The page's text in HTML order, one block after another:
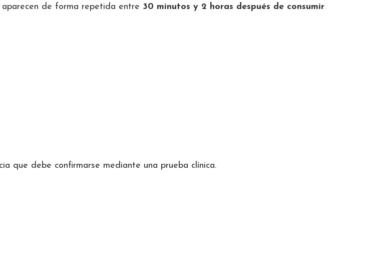
de forma repetida entre 30 minutos y 2 horas después de consumir
que debe confirmarse mediante una prueba clínica.